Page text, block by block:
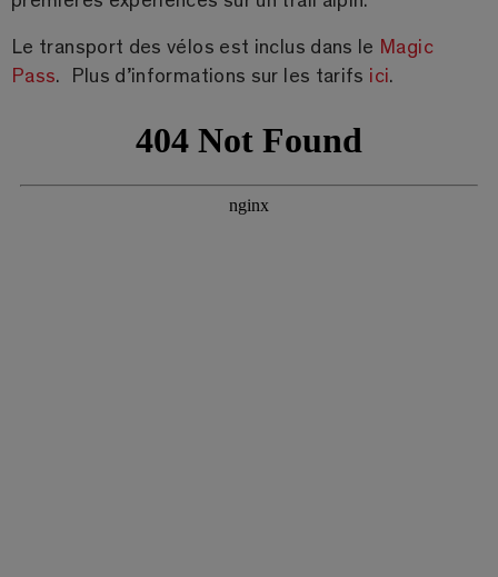
Le transport des vélos est inclus dans le Magic
Pass. Plus d’informations sur les tarifs ici.